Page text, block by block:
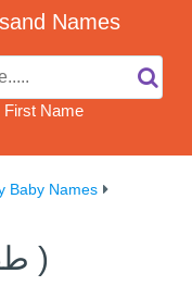
Names
First Name
Baby Names
)